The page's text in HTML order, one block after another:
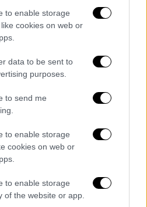
to enable storage
cookies on web or
data to be sent to
purposes.
to send me
to enable storage
cookies on web or
to enable storage
of the website or app.
αν δεν
κατά του
το απόγευμα της
Νίκος Χαρδαλιάς
ανέφερε: